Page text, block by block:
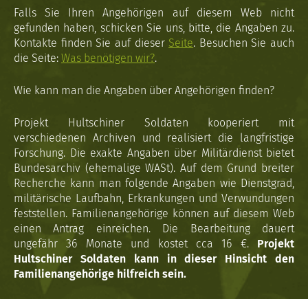
Falls Sie Ihren Angehörigen auf diesem Web nicht
gefunden haben, schicken Sie uns, bitte, die Angaben zu.
Kontakte finden Sie auf dieser Seite. Besuchen Sie auch
die Seite: Was benötigen wir?.
Wie kann man die Angaben über Angehörigen finden?
Projekt Hultschiner Soldaten kooperiert mit
verschiedenen Archiven und realisiert die langfristige
Forschung. Die exakte Angaben über Militärdienst bietet
Bundesarchiv (ehemalige WASt). Auf dem Grund breiter
Recherche kann man folgende Angaben wie Dienstgrad,
militärische Laufbahn, Erkrankungen und Verwundungen
feststellen. Familienangehörige können auf diesem Web
einen Antrag einreichen. Die Bearbeitung dauert
ungefähr 36 Monate und kostet cca 16 €. Projekt
Hultschiner Soldaten kann in dieser Hinsicht den
Familienangehörige hilfreich sein.